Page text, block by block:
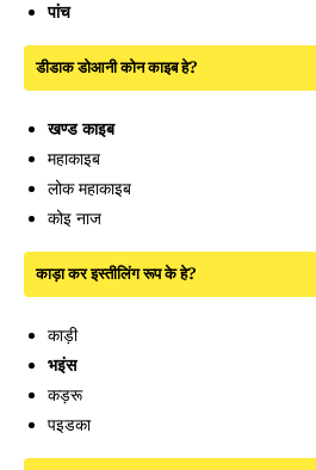
पांच
डीडाक डोआनी कोन काइब हे?
खण्ड काइब
महाकाइब
लोक महाकाइब
कोइ नाज
काड़ा कर इस्तीलिंग रूप के हे?
काड़ी
भइंस
कड़रू
पइडका